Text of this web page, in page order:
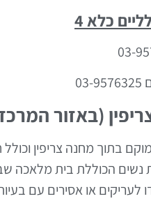
כלא 4
בתוך מחנה צריפין
נשים הכוללת בית מלאכה
לעריקים או אסירים עם